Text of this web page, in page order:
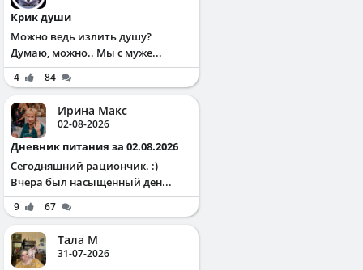
Крик души
Можно ведь излить душу?
Думаю, можно.. Мы с муже...
4 84
Ирина Макс
02-08-2026
Дневник питания за 02.08.2026
Сегодняшний рациончик. :)
Вчера был насыщенный ден...
9 67
Тала М
31-07-2026